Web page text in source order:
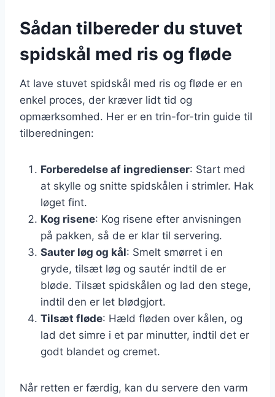
Sådan tilbereder du stuvet
spidskål med ris og fløde
At lave stuvet spidskål med ris og fløde er en
enkel proces, der kræver lidt tid og
opmærksomhed. Her er en trin-for-trin guide til
tilberedningen:
Forberedelse af ingredienser: Start med
at skylle og snitte spidskålen i strimler. Hak
løget fint.
Kog risene: Kog risene efter anvisningen
på pakken, så de er klar til servering.
Sauter løg og kål: Smelt smørret i en
gryde, tilsæt løg og sautér indtil de er
bløde. Tilsæt spidskålen og lad den stege,
indtil den er let blødgjort.
Tilsæt fløde: Hæld fløden over kålen, og
lad det simre i et par minutter, indtil det er
godt blandet og cremet.
Når retten er færdig, kan du servere den varm